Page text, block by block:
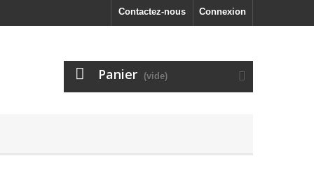
Connexion
Contactez-nous
Panier (vide)